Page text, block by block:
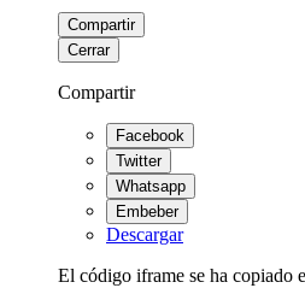
Compartir
Cerrar
Compartir
Facebook
Twitter
Whatsapp
Embeber
Descargar
El código iframe se ha copiado